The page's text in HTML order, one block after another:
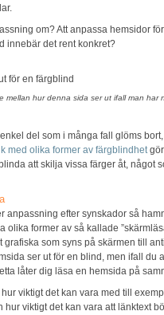
om? Att anpassa hemsidor
innebär det rent konkret?
mellan hur denna sida ser ut ifall man har
del som i många fall glöms
med olika former av färgblindhet
att skilja vissa färger åt, något
anpassning efter synskador så
olika former av så kallade
som syns på skärmen till
ser ut för en blind, men ifall du
låter dig läsa en hemsida på
viktigt det kan vara med till
hur viktigt det kan vara att länktext